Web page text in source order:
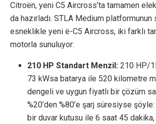
Citroën, yeni C5 Aircross’ta tamamen
da hazırladı. STLA Medium platformunun
esneklikle yeni ë-C5 Aircross, iki farklı
motorla sunuluyor:
210 HP Standart Menzil: 210 HP/
73 kWsa batarya ile 520 kilometre
dengeli ve uygun fiyatlı bir çözüm
%20’den %80’e şarj süresiyse
bir duvar kutusu ile 6 saat 45